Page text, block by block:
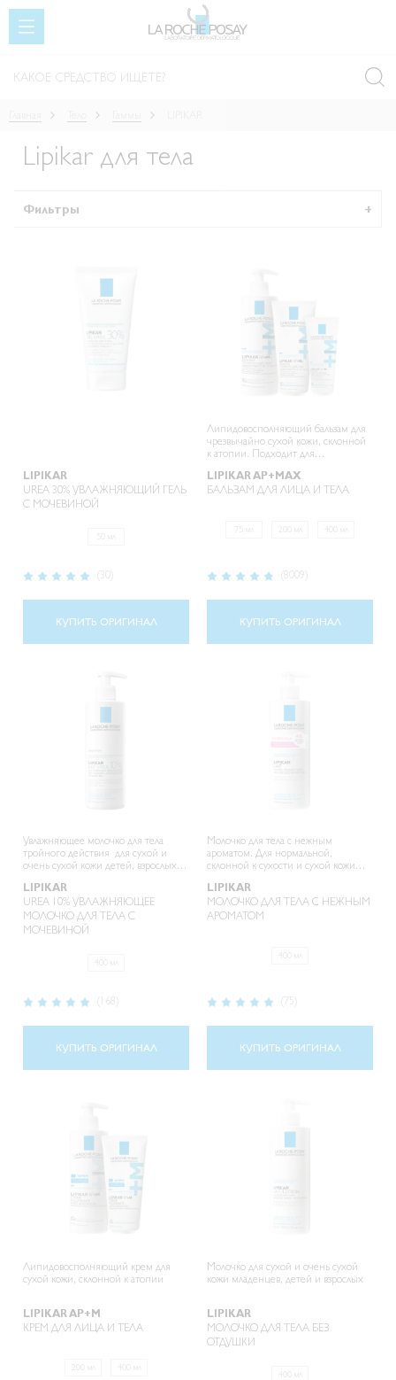
SKIP TO CONTENT
Lipikar для тела
Фильтры
LIPIKAR
UREA 30% УВЛАЖНЯЮЩИЙ ГЕЛЬ
С МОЧЕВИНОЙ
Рейтинг:
(30)
КУПИТЬ ОРИГИНАЛ
Липидовосполняющий бальзам для
чрезвычайно сухой кожи, склонной
к атопии. Подходит для
LIPIKAR AP+MAX
БАЛЬЗАМ ДЛЯ ЛИЦА И ТЕЛА
400 мл
Рейтинг:
(8009)
КУПИТЬ ОРИГИНАЛ
Увлажняющее молочко для тела
тройного действия для сухой и
очень сухой кожи детей, взрослых и
LIPIKAR
UREA 10% УВЛАЖНЯЮЩЕЕ
МОЛОЧКО ДЛЯ ТЕЛА С
МОЧЕВИНОЙ
400 мл
Рейтинг:
(168)
КУПИТЬ ОРИГИНАЛ
Молочко для тела с нежным
ароматом. Для нормальной,
склонной к сухости и сухой кожи
LIPIKAR
МОЛОЧКО ДЛЯ ТЕЛА C НЕЖНЫМ
АРОМАТОМ
400 мл
Рейтинг:
(75)
КУПИТЬ ОРИГИНАЛ
Липидовосполняющий крем для
сухой кожи, склонной к атопии
LIPIKAR AP+M
КРЕМ ДЛЯ ЛИЦА И ТЕЛА
400 мл
Молочко для сухой и очень сухой
кожи младенцев, детей и взрослых
LIPIKAR
МОЛОЧКО ДЛЯ ТЕЛА БЕЗ
ОТДУШКИ
400 мл